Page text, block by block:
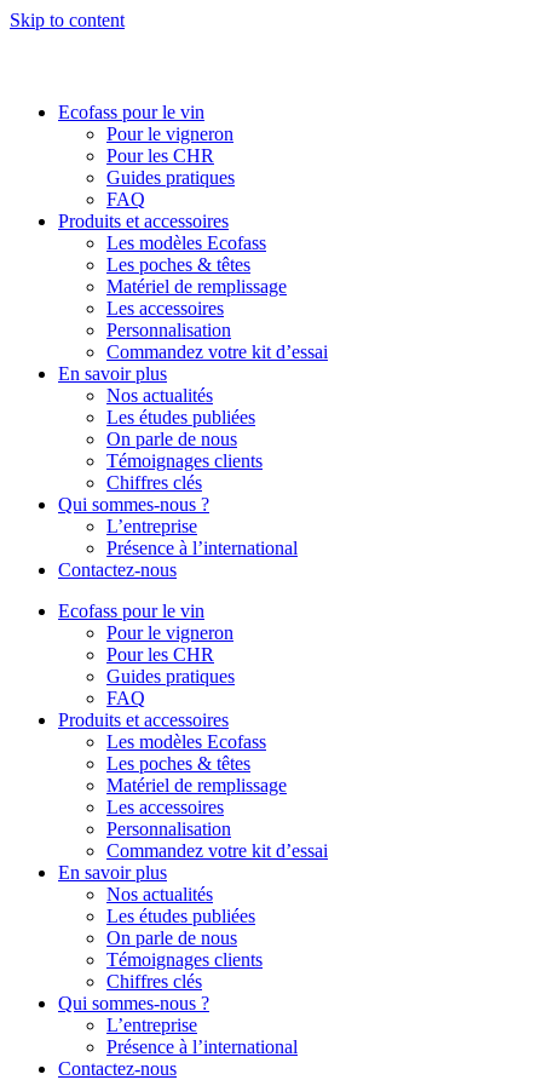
Skip to content
Ecofass pour le vin
Pour le vigneron
Pour les CHR
Guides pratiques
FAQ
Produits et accessoires
Les modèles Ecofass
Les poches & têtes
Matériel de remplissage
Les accessoires
Personnalisation
Commandez votre kit d’essai
En savoir plus
Nos actualités
Les études publiées
On parle de nous
Témoignages clients
Chiffres clés
Qui sommes-nous ?
L’entreprise
Présence à l’international
Contactez-nous
Ecofass pour le vin
Pour le vigneron
Pour les CHR
Guides pratiques
FAQ
Produits et accessoires
Les modèles Ecofass
Les poches & têtes
Matériel de remplissage
Les accessoires
Personnalisation
Commandez votre kit d’essai
En savoir plus
Nos actualités
Les études publiées
On parle de nous
Témoignages clients
Chiffres clés
Qui sommes-nous ?
L’entreprise
Présence à l’international
Contactez-nous